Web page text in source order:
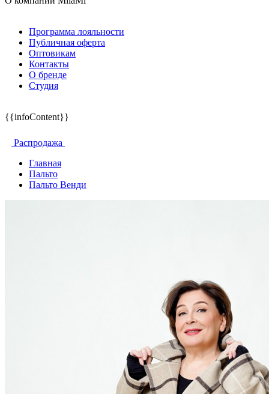
Программа лояльности
Публичная оферта
Оптовикам
Контакты
О бренде
Студия
{{infoContent}}
Распродажа
Главная
Пальто
Пальто Венди